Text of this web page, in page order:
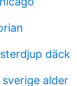
däck
alder